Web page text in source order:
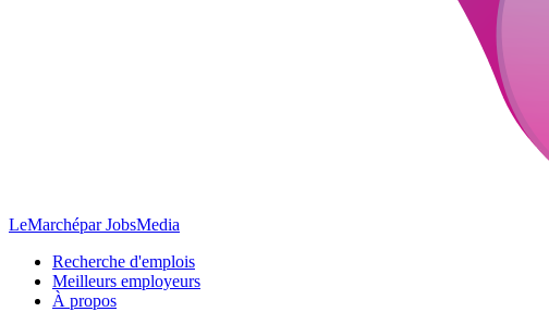
LeMarchépar JobsMedia
Recherche d'emplois
Meilleurs employeurs
À propos